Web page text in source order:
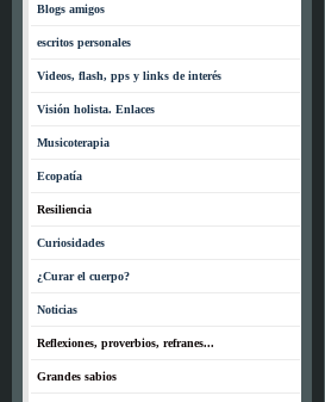
Blogs amigos
escritos personales
Videos, flash, pps y links de interés
Visión holista. Enlaces
Musicoterapia
Ecopatía
Resiliencia
Curiosidades
¿Curar el cuerpo?
Noticias
Reflexiones, proverbios, refranes...
Grandes sabios